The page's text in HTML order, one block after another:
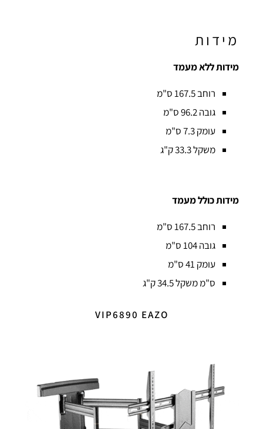
מידות
מידות ללא מעמד
רוחב 167.5 ס"מ
גובה 96.2 ס"מ
עומק 7.3 ס"מ
משקל 33.3 ק"ג
מידות כולל מעמד
רוחב 167.5 ס"מ
גובה 104 ס"מ
עומק 41 ס"מ
ס"מ משקל 34.5 ק"ג
VIP6890 EAZO